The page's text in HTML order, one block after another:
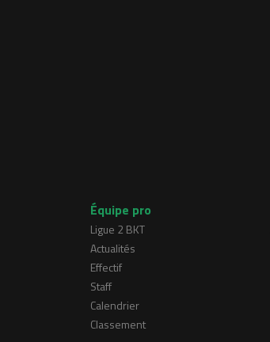
Équipe pro
Ligue 2 BKT
Actualités
Effectif
Staff
Calendrier
Classement